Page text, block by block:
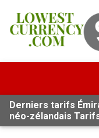
Derniers tarifs
néo-zélandais